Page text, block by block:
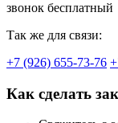
звонок бесплатный
Так же для связи:
+7 (926) 655-73-76
Как сделать